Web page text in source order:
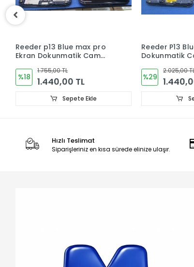
Reeder P13 Blue Ekran
Dokunmatik Cam (ÇITALI)
%29
2.025,00 TL
1.440,00 TL
Sepete Ekle
Reeder S19
(ÇITALI)
%28
1.935,00 TL
Hızlı Teslimat
Siparişleriniz en kısa sürede elinize ulaşır.